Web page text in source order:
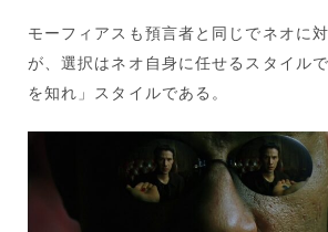
モーフィアスも預言者と同じでネオに
が、選択はネオ自身に任せるスタイル
を知れ」スタイルである。